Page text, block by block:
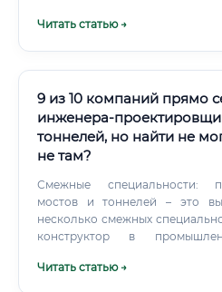
водопользование»
Читать статью →
9 из 10 компаний прямо
инженера-
тоннелей, но найти не
не там?
Смежные специальности:
мостов и тоннелей – это
несколько смежных
конструктор в
проектировщика мостов и
Читать статью →